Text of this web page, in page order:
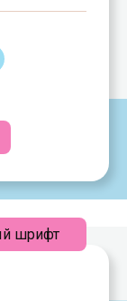
шрифт